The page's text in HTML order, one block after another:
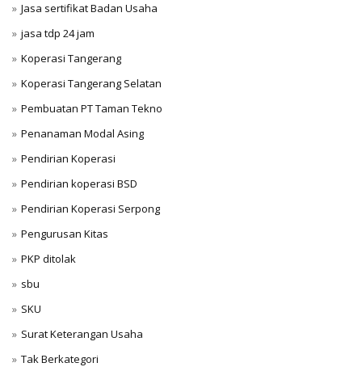
Jasa sertifikat Badan Usaha
jasa tdp 24 jam
Koperasi Tangerang
Koperasi Tangerang Selatan
Pembuatan PT Taman Tekno
Penanaman Modal Asing
Pendirian Koperasi
Pendirian koperasi BSD
Pendirian Koperasi Serpong
Pengurusan Kitas
PKP ditolak
sbu
SKU
Surat Keterangan Usaha
Tak Berkategori